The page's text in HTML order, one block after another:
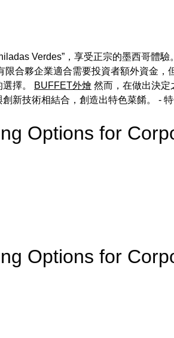
Verdes”，享受正宗的墨西哥體
限合夥企業適合需要投資者額外資金
擇。
BUFFET外燴 然而，在做出決定
新技術相結合，創造出特色菜餚。 -
Options for
Options for